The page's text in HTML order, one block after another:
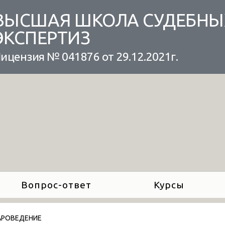
ШКОЛА
№ 041876 от 29.12.2021г.
Вопрос-ответ Курсы